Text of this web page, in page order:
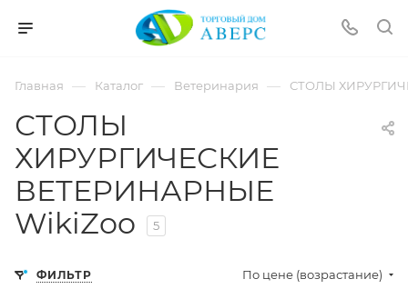
Главная — Каталог — Ветеринария — СТОЛЫ
СТОЛЫ
ХИРУРГИЧЕСКИЕ
ВЕТЕРИНАРНЫЕ
WikiZoo
5
ФИЛЬТР По цене (возрастание)
pornspider.info
xnxx